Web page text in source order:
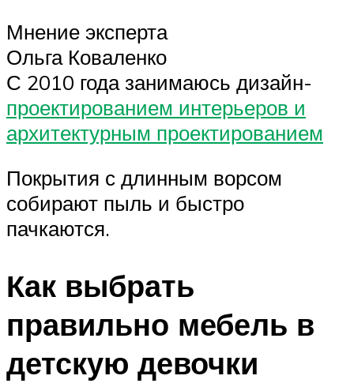
Мнение эксперта
Ольга Коваленко
С 2010 года занимаюсь дизайн-
проектированием интерьеров и
архитектурным проектированием
Покрытия с длинным ворсом
собирают пыль и быстро
пачкаются.
Как выбрать
правильно мебель в
детскую девочки